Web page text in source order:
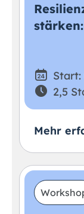
Start:
2,5
Mehr